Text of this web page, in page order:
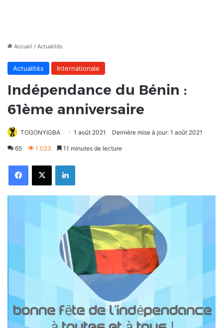
Accueil / Actualités
Actualités Internationale
Indépendance du Bénin :
61ème anniversaire
TOGONYIGBA 1 août 2021 Dernière mise à jour: 1 août 2021
65 1 023 11 minutes de lecture
FacebookX Linkedin